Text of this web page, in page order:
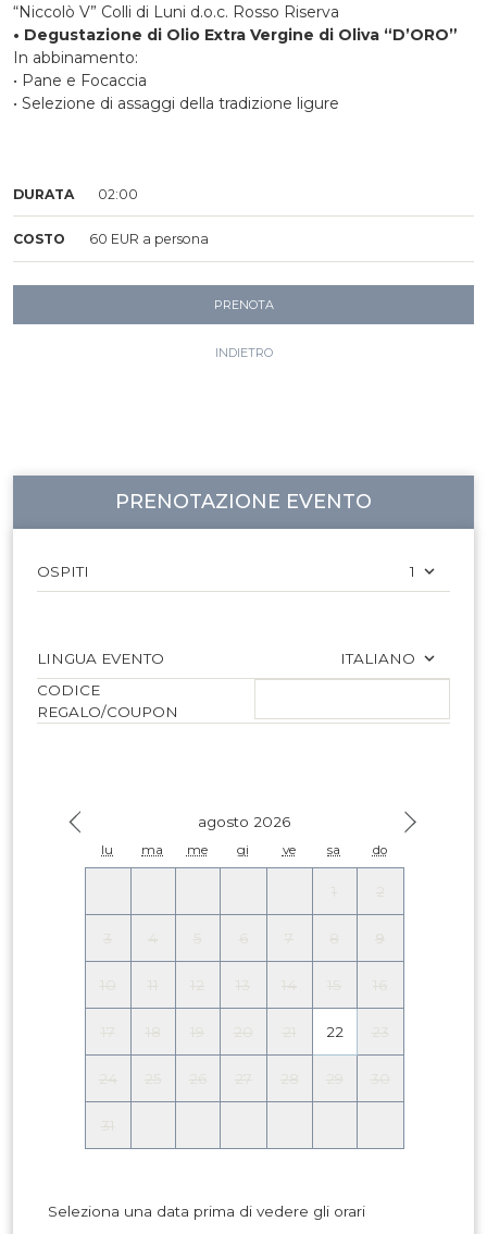
“Niccolò V” Colli di Luni d.o.c. Rosso Riserva
• Degustazione di Olio Extra Vergine di Oliva “D’ORO”
In abbinamento:
• Pane e Focaccia
• Selezione di assaggi della tradizione ligure
DURATA 02:00
COSTO 60 EUR a persona
PRENOTA
INDIETRO
PRENOTAZIONE EVENTO
OSPITI 1
LINGUA EVENTO
ITALIANO
CODICE
REGALO/COUPON
agosto 2026
lu ma me gi ve sa do
1 2
3 4 5 6 7 8 9
10 11 12 13 14 15 16
17 18 19 20 21 22 23
24 25 26 27 28 29 30
31
Seleziona una data prima di vedere gli orari